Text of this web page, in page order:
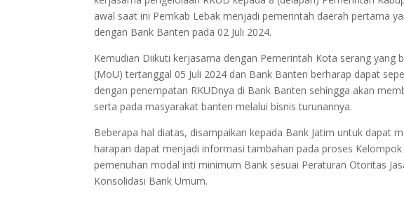
awal saat ini Pemkab Lebak menjadi pemerintah daerah pertama
dengan Bank Banten pada 02 Juli 2024.
Kemudian Diikuti kerjasama dengan Pemerintah Kota serang yang
(MoU) tertanggal 05 Juli 2024 dan Bank Banten berharap dapat
dengan penempatan RKUDnya di Bank Banten sehingga akan
serta pada masyarakat banten melalui bisnis turunannya.
Beberapa hal diatas, disampaikan kepada Bank Jatim untuk dapat
harapan dapat menjadi informasi tambahan pada proses
pemenuhan modal inti minimum Bank sesuai Peraturan Otoritas
Konsolidasi Bank Umum.